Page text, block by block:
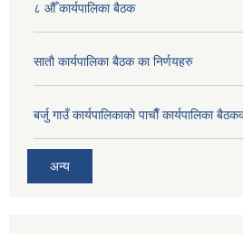
८ औँ कार्यपालिका बैठक
साताै‌ कार्यपालिका बैठक का निर्णयहरु
बर्जु गाउँ कार्यपालिकाकाे पाचाै‌ँ कार्यपालिका
अन्य